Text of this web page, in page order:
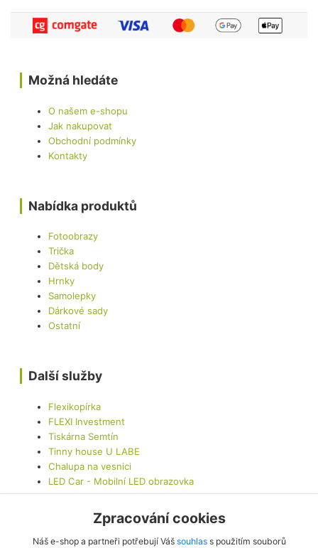
Možná hledáte
O našem e-shopu
Jak nakupovat
Obchodní podmínky
Kontakty
Nabídka produktů
Fotoobrazy
Trička
Dětská body
Hrnky
Samolepky
Dárkové sady
Ostatní
Další služby
Flexikopírka
FLEXI Investment
Tiskárna Semtín
Tinny house U LABE
Chalupa na vesnici
LED Car - Mobilní LED obrazovka
Zpracování cookies
Náš e-shop a partneři potřebují Váš souhlass použitím souborů